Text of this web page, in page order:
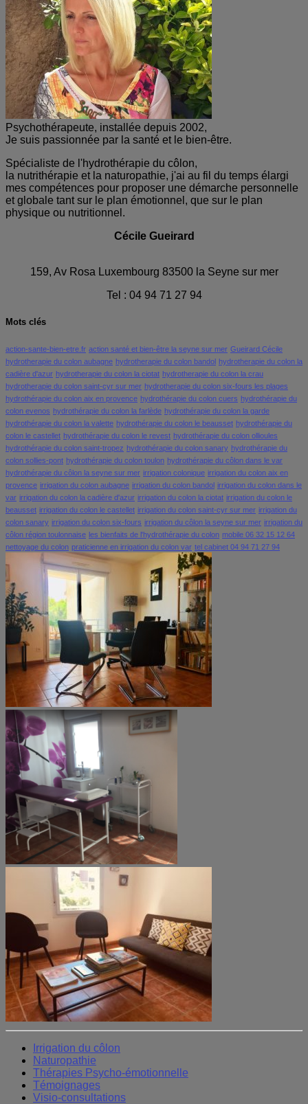
Psychothérapeute, installée depuis 2002,
Je suis passionnée par la santé et le bien-être.
Spécialiste de l'hydrothérapie du côlon,
la nutrithérapie et la naturopathie, j'ai au fil du temps élargi
mes compétences pour proposer une démarche personnelle
et globale tant sur le plan émotionnel, que sur le plan
physique ou nutritionnel.
Cécile Gueirard
159, Av Rosa Luxembourg 83500 la Seyne sur mer
Tel : 04 94 71 27 94
Mots clés
action-sante-bien-etre.fr action santé et bien-être la seyne sur mer Gueirard Cécile
hydrotherapie du colon aubagne hydrotherapie du colon bandol
hydrotherapie du colon la
cadière d'azur hydrotherapie du colon la ciotat hydrotherapie du colon la crau
hydrotherapie du colon saint-cyr sur mer hydrotherapie du colon six-fours les plages
hydrothérapie du colon aix en provence hydrothérapie du colon cuers hydrothérapie du
colon evenos hydrothérapie du colon la farlède hydrothérapie du colon la garde
hydrothérapie du colon la valette hydrothérapie du colon le beausset hydrothérapie du
colon le castellet hydrothérapie du colon le revest hydrothérapie du colon ollioules
hydrothérapie du colon saint-tropez hydrothérapie du colon sanary hydrothérapie du
colon sollies-pont hydrothérapie du colon toulon hydrothérapie du côlon dans le var
hydrothérapie du côlon la seyne sur mer irrigation colonique irrigation du colon aix en
provence irrigation du colon aubagne irrigation du colon bandol irrigation du colon dans le
var irrigation du colon la cadière d'azur irrigation du colon la ciotat irrigation du colon le
beausset irrigation du colon le castellet irrigation du colon saint-cyr sur mer irrigation du
colon sanary irrigation du colon six-fours irrigation du côlon la seyne sur mer irrigation du
côlon région toulonnaise les bienfaits de l'hydrothérapie du colon mobile 06 32 15 12 64
nettoyage du colon praticienne en irrigation du colon var tel cabinet 04 94 71 27 94
Irrigation du côlon
Naturopathie
Thérapies Psycho-émotionnelle
Témoignages
Visio-consultations